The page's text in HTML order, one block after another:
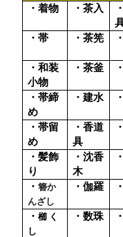
・着物 ・茶入
・帯 ・茶筅
・和装
小物
・茶釜
・帯締
め
・建水
・帯留
め
・香道
具
・髪飾
り
・沈香
木
・簪か
んざし
・伽羅
・櫛 く
し
・数珠